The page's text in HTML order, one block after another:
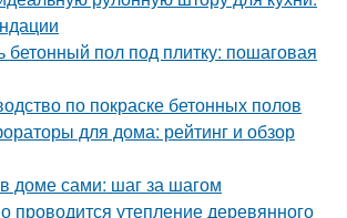
бетонный пол под плитку: пошаговая
по покраске бетонных полов
для дома: рейтинг и обзор
доме сами: шаг за шагом
проводится утепление деревянного